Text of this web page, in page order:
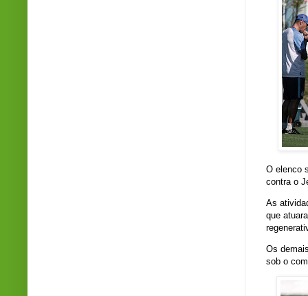
O elenco
contra o
As
que
Os
sob o